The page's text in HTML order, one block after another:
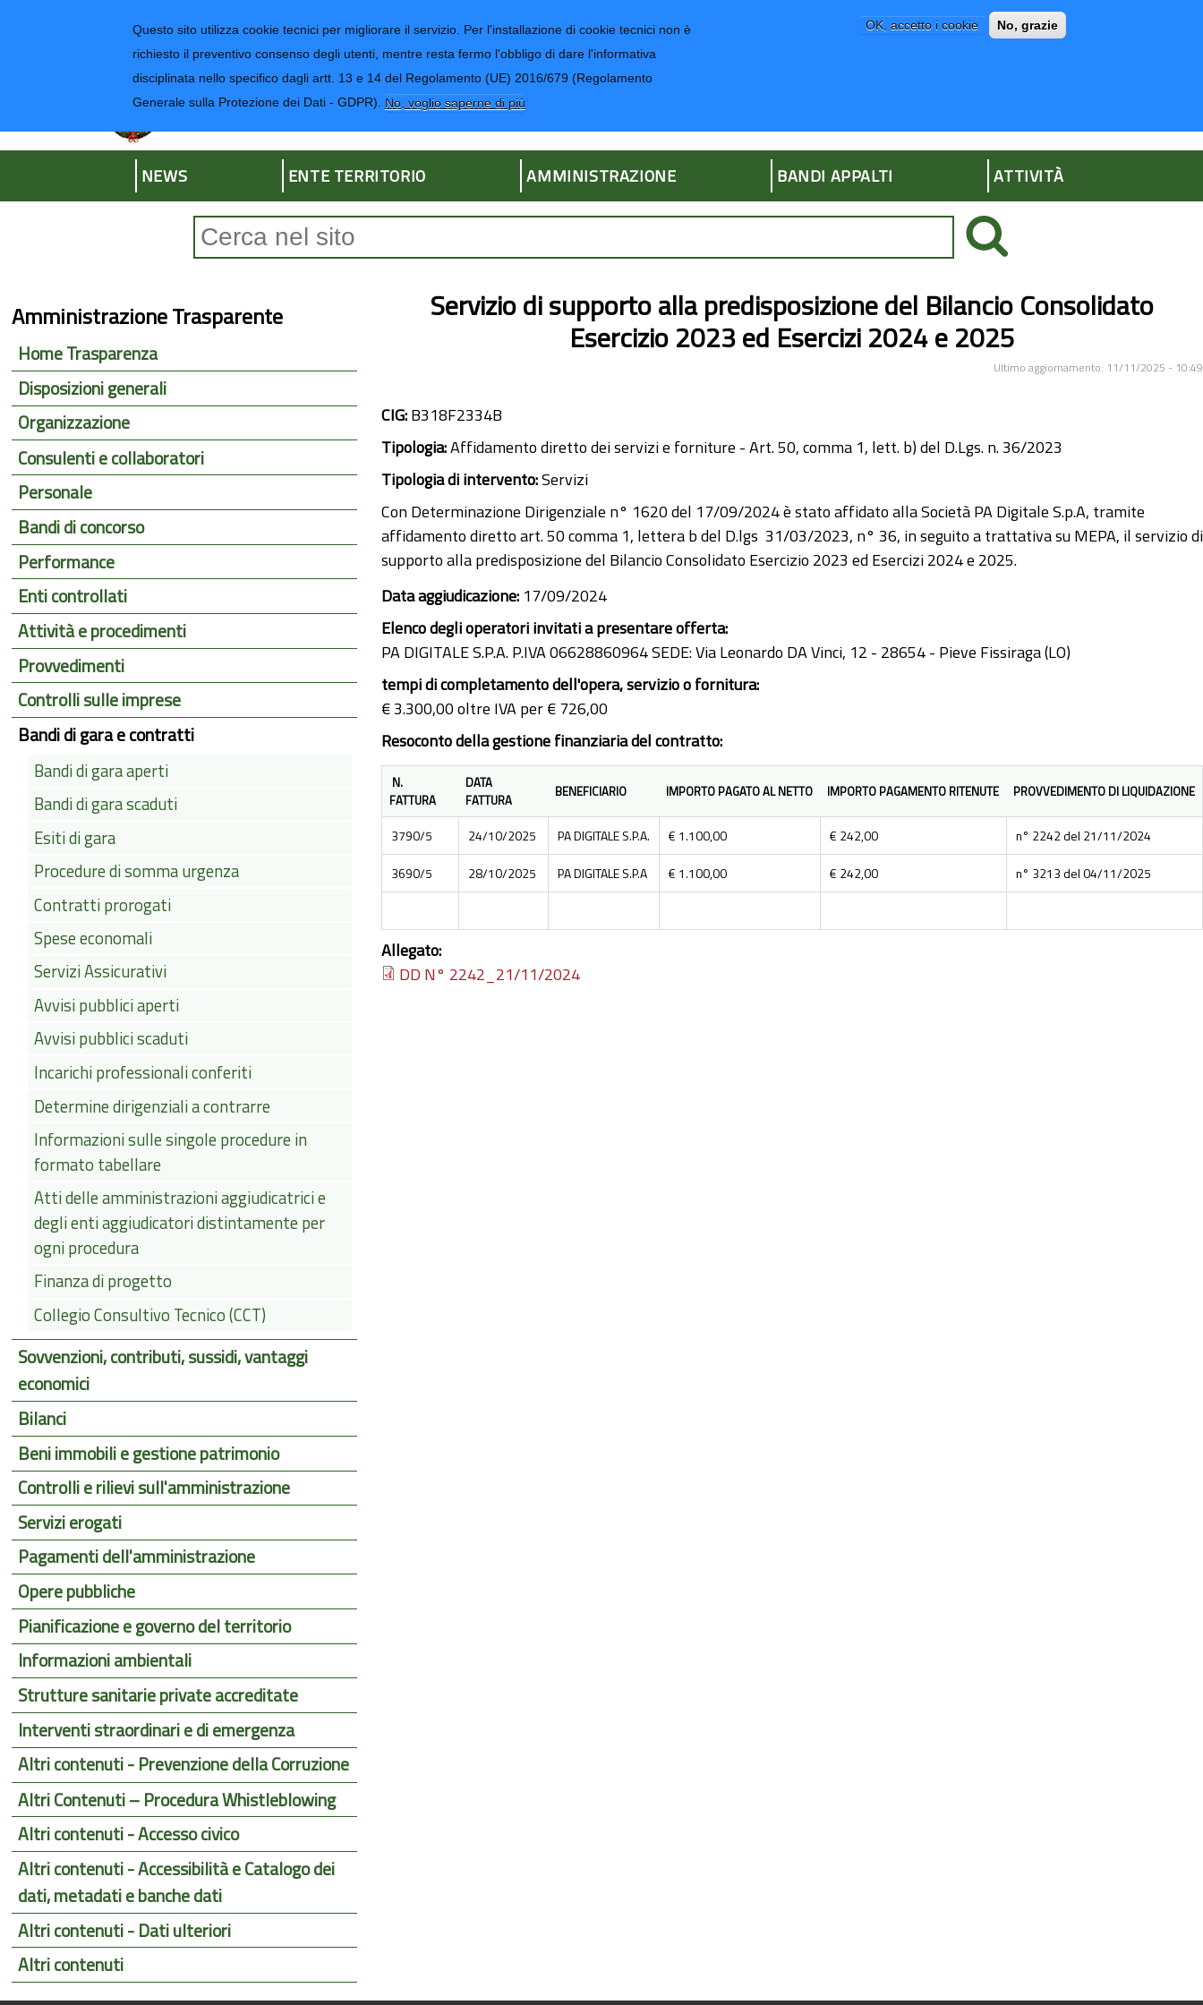
Questo sito utilizza cookie tecnici per migliorare il servizio. Per l'installazione di cookie tecnici non è
richiesto il preventivo consenso degli utenti, mentre resta fermo l'obbligo di dare l'informativa
disciplinata nello specifico dagli artt. 13 e 14 del Regolamento (UE) 2016/679 (Regolamento
Generale sulla Protezione dei Dati - GDPR). No, voglio saperne di più
OK, accetto i cookie No, grazie
Regione Liguria
Provincia di Imperia
NEWS ENTE TERRITORIO AMMINISTRAZIONE BANDI APPALTI ATTIVITÀ
Servizio di supporto alla predisposizione del Bilancio Consolidato
Esercizio 2023 ed Esercizi 2024 e 2025
Ultimo aggiornamento: 11/11/2025 - 10:49
CIG:B318F2334B
Tipologia:Affidamento diretto dei servizi e forniture - Art. 50, comma 1, lett. b) del D.Lgs. n. 36/2023
Tipologia di intervento:Servizi
Con Determinazione Dirigenziale n° 1620 del 17/09/2024 è stato affidato alla Società PA Digitale S.p.A, tramite
affidamento diretto art. 50 comma 1, lettera b del D.lgs 31/03/2023, n° 36, in seguito a trattativa su MEPA, il servizio di
supporto alla predisposizione del Bilancio Consolidato Esercizio 2023 ed Esercizi 2024 e 2025.
Data aggiudicazione: 17/09/2024
Elenco degli operatori invitati a presentare offerta:
PA DIGITALE S.P.A. P.IVA 06628860964 SEDE: Via Leonardo DA Vinci, 12 - 28654 - Pieve Fissiraga (LO)
tempi di completamento dell'opera, servizio o fornitura:
€ 3.300,00 oltre IVA per € 726,00
Resoconto della gestione finanziaria del contratto:
N.
FATTURA
DATA
FATTURA
BENEFICIARIO IMPORTO PAGATO AL NETTO IMPORTO PAGAMENTO RITENUTE PROVVEDIMENTO DI LIQUIDAZIONE
3790/5 24/10/2025 PA DIGITALE S.P.A. € 1.100,00 € 242,00
n° 2242 del 21/11/2024
3690/5
28/10/2025 PA DIGITALE S.P.A € 1.100,00 € 242,00 n° 3213 del 04/11/2025
Allegato:
DD N° 2242_21/11/2024
Amministrazione Trasparente
Home Trasparenza
Disposizioni generali
Organizzazione
Consulenti e collaboratori
Personale
Bandi di concorso
Performance
Enti controllati
Attività e procedimenti
Provvedimenti
Controlli sulle imprese
Bandi di gara e contratti
Bandi di gara aperti
Bandi di gara scaduti
Esiti di gara
Procedure di somma urgenza
Contratti prorogati
Spese economali
Servizi Assicurativi
Avvisi pubblici aperti
Avvisi pubblici scaduti
Incarichi professionali conferiti
Determine dirigenziali a contrarre
Informazioni sulle singole procedure in
formato tabellare
Atti delle amministrazioni aggiudicatrici e
degli enti aggiudicatori distintamente per
ogni procedura
Finanza di progetto
Collegio Consultivo Tecnico (CCT)
Sovvenzioni, contributi, sussidi, vantaggi
economici
Bilanci
Beni immobili e gestione patrimonio
Controlli e rilievi sull'amministrazione
Servizi erogati
Pagamenti dell'amministrazione
Opere pubbliche
Pianificazione e governo del territorio
Informazioni ambientali
Strutture sanitarie private accreditate
Interventi straordinari e di emergenza
Altri contenuti - Prevenzione della Corruzione
Altri Contenuti – Procedura Whistleblowing
Altri contenuti - Accesso civico
Altri contenuti - Accessibilità e Catalogo dei
dati, metadati e banche dati
Altri contenuti - Dati ulteriori
Altri contenuti